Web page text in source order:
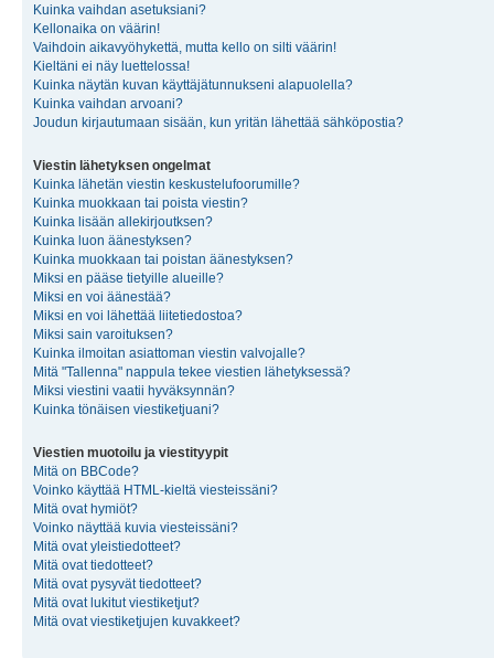
Kuinka vaihdan asetuksiani?
Kellonaika on väärin!
Vaihdoin aikavyöhykettä, mutta kello on silti väärin!
Kieltäni ei näy luettelossa!
Kuinka näytän kuvan käyttäjätunnukseni alapuolella?
Kuinka vaihdan arvoani?
Joudun kirjautumaan sisään, kun yritän lähettää sähköpostia?
Viestin lähetyksen ongelmat
Kuinka lähetän viestin keskustelufoorumille?
Kuinka muokkaan tai poista viestin?
Kuinka lisään allekirjoutksen?
Kuinka luon äänestyksen?
Kuinka muokkaan tai poistan äänestyksen?
Miksi en pääse tietyille alueille?
Miksi en voi äänestää?
Miksi en voi lähettää liitetiedostoa?
Miksi sain varoituksen?
Kuinka ilmoitan asiattoman viestin valvojalle?
Mitä "Tallenna" nappula tekee viestien lähetyksessä?
Miksi viestini vaatii hyväksynnän?
Kuinka tönäisen viestiketjuani?
Viestien muotoilu ja viestityypit
Mitä on BBCode?
Voinko käyttää HTML-kieltä viesteissäni?
Mitä ovat hymiöt?
Voinko näyttää kuvia viesteissäni?
Mitä ovat yleistiedotteet?
Mitä ovat tiedotteet?
Mitä ovat pysyvät tiedotteet?
Mitä ovat lukitut viestiketjut?
Mitä ovat viestiketjujen kuvakkeet?